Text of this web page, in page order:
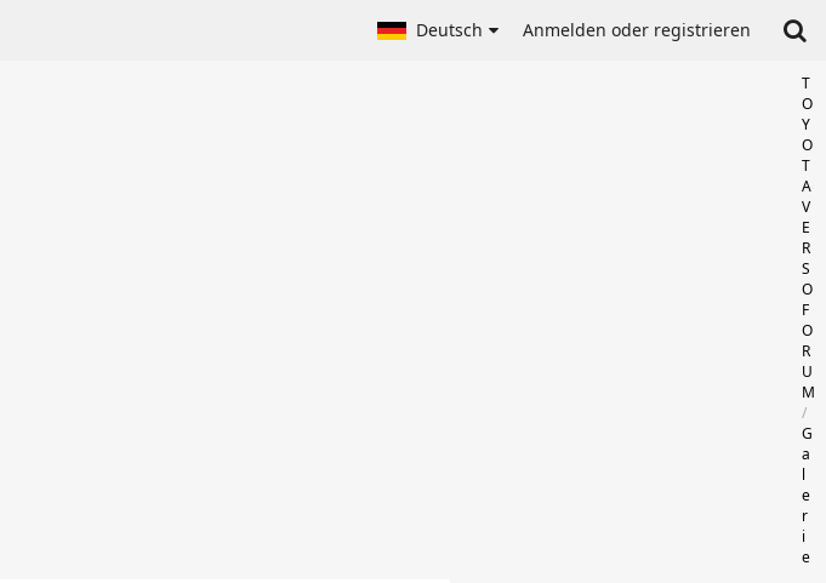
Deutsch Anmelden oder registrieren
T
O
Y
O
T
A
V
E
R
S
O
F
O
R
U
M
G
a
l
e
r
i
e